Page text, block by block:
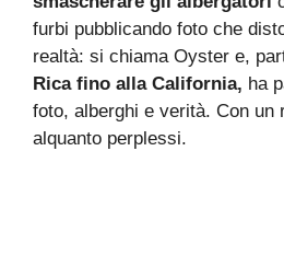
furbi pubblicando foto che
realtà: si chiama Oyster e,
Rica fino alla California, ha
foto, alberghi e verità. Con un
alquanto perplessi.